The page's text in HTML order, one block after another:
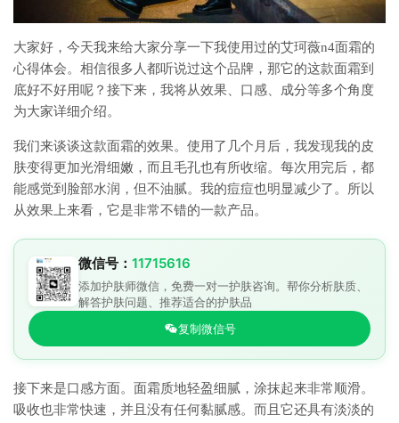
大家好，今天我来给大家分享一下我使用过的艾珂薇n4面霜的
心得体会。相信很多人都听说过这个品牌，那它的这款面霜到
底好不好用呢？接下来，我将从效果、口感、成分等多个角度
为大家详细介绍。
我们来谈谈这款面霜的效果。使用了几个月后，我发现我的皮
肤变得更加光滑细嫩，而且毛孔也有所收缩。每次用完后，都
能感觉到脸部水润，但不油腻。我的痘痘也明显减少了。所以
从效果上来看，它是非常不错的一款产品。
微信号： 11715616
添加护肤师微信，免费一对一护肤咨询。帮你分析肤质、
解答护肤问题、推荐适合的护肤品
复制微信号
接下来是口感方面。面霜质地轻盈细腻，涂抹起来非常顺滑。
吸收也非常快速，并且没有任何黏腻感。而且它还具有淡淡的